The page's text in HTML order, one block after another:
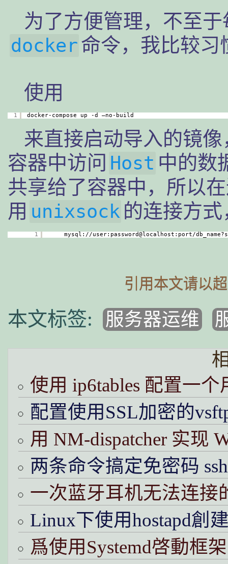
为了方便管理，不至
docker命令，我比较习
使用
1 docker-compose up -d –no-build
来直接启动导入的镜
容器中访问 Host 中的数
共享给了容器中，所以
用 unixsock 的连接方
1 mysql: //user:password@localhost:port/db_name
引用本文请以
服务器运维
使用 ip6tables 配置一
配置使用SSL加密的
用 NM-dispatcher 实现
两条命令搞定免密码
一次蓝牙耳机无法连接
Linux下使用hostapd創
爲使用Systemd啓動框